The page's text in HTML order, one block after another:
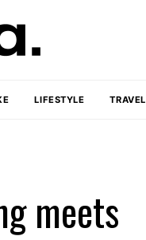
LIFESTYLE TRAVEL
meets